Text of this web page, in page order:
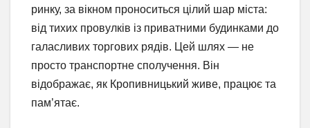
ринку, за вікном проноситься цілий шар міста:
від тихих провулків із приватними будинками до
галасливих торгових рядів. Цей шлях — не
просто транспортне сполучення. Він
відображає, як Кропивницький живе, працює та
пам’ятає.